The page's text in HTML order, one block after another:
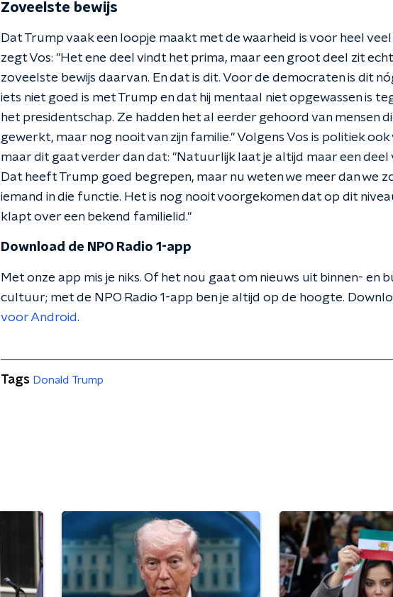
Zoveelste bewijs
Dat Trump vaak een loopje maakt met de waarheid is voor heel
zegt Vos: "Het ene deel vindt het prima, maar een groot deel zit
zoveelste bewijs daarvan. En dat is dit. Voor de democraten is dit
iets niet goed is met Trump en dat hij mentaal niet opgewassen is
het presidentschap. Ze hadden het al eerder gehoord van mensen
gewerkt, maar nog nooit van zijn familie." Volgens Vos is politiek
maar dit gaat verder dan dat: "Natuurlijk laat je altijd maar een deel
Dat heeft Trump goed begrepen, maar nu weten we meer dan we
iemand in die functie. Het is nog nooit voorgekomen dat op dit
klapt over een bekend familielid."
Download de NPO Radio 1-app
Met onze app mis je niks. Of het nou gaat om nieuws uit binnen- en
cultuur; met de NPO Radio 1-app ben je altijd op de hoogte.
voor Android.
Tags Donald Trump